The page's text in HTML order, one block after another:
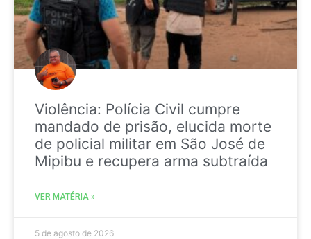
Violência: Polícia Civil cumpre
mandado de prisão, elucida morte
de policial militar em São José de
Mipibu e recupera arma subtraída
VER MATÉRIA »
5 de agosto de 2026